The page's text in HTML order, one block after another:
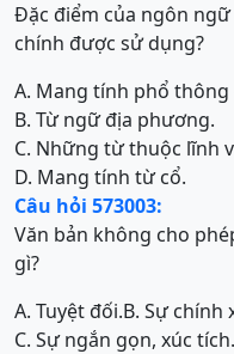
Đặc điểm của ngôn
chính được sử dụng?
A. Mang tính phổ thông
B. Từ ngữ địa phương.
C. Những từ thuộc lĩnh
D. Mang tính từ cổ.
Câu hỏi 573003:
Văn bản không cho
gì?
A. Tuyệt đối.B. Sự chính
C. Sự ngắn gọn, xúc tích.